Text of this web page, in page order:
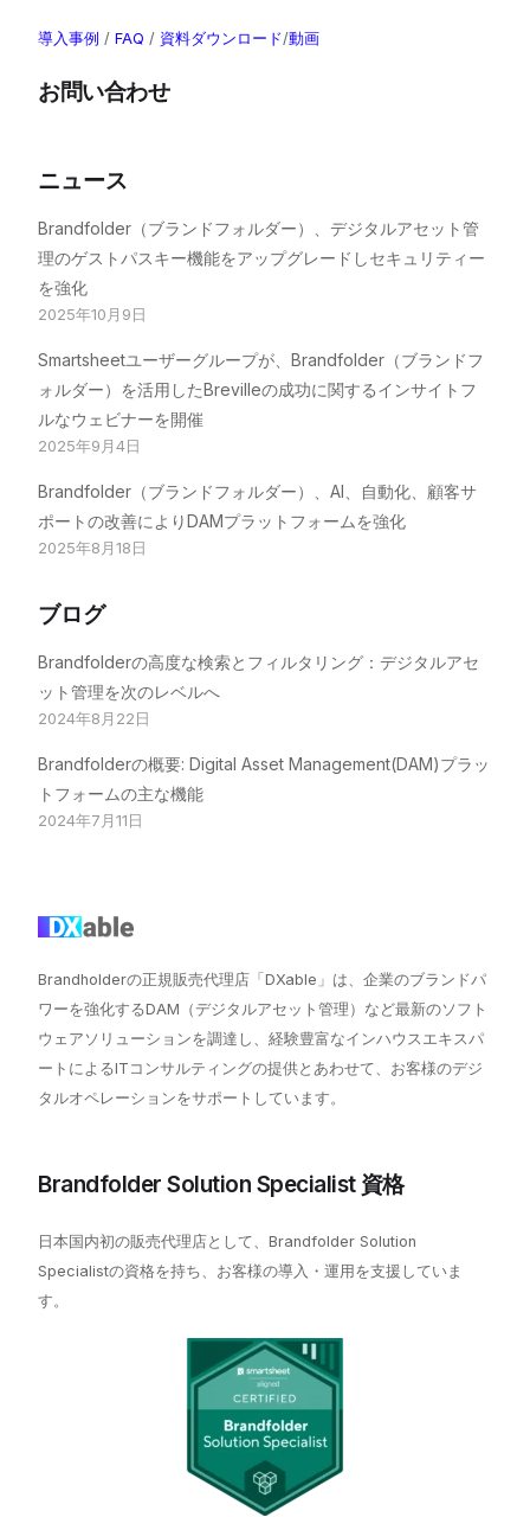
導入事例 /FAQ / 資料ダウンロード/動画
お問い合わせ
ニュース
Brandfolder（ブランドフォルダー）、デジタルアセット管
理のゲストパスキー機能をアップグレードしセキュリティー
を強化
2025年10月9日
Smartsheetユーザーグループが、Brandfolder（ブランドフ
ォルダー）を活用したBrevilleの成功に関するインサイトフ
ルなウェビナーを開催
2025年9月4日
Brandfolder（ブランドフォルダー）、AI、自動化、顧客サ
ポートの改善によりDAMプラットフォームを強化
2025年8月18日
ブログ
Brandfolderの高度な検索とフィルタリング：デジタルアセ
ット管理を次のレベルへ
2024年8月22日
Brandfolderの概要: Digital Asset Management(DAM)プラッ
トフォームの主な機能
2024年7月11日
Brandholderの正規販売代理店「DXable」は、企業のブランドパ
ワーを強化するDAM（デジタルアセット管理）など最新のソフト
ウェアソリューションを調達し、経験豊富なインハウスエキスパ
ートによるITコンサルティングの提供とあわせて、お客様のデジ
タルオペレーションをサポートしています。
Brandfolder Solution Specialist 資格
日本国内初の販売代理店として、Brandfolder Solution
Specialistの資格を持ち、お客様の導入・運用を支援していま
す。